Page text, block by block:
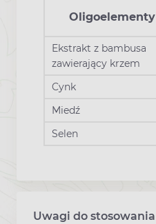
Oligoelementy
Ekstrakt z bambusa
zawierający krzem
Cynk
Miedź
Selen
Uwagi do stosowania